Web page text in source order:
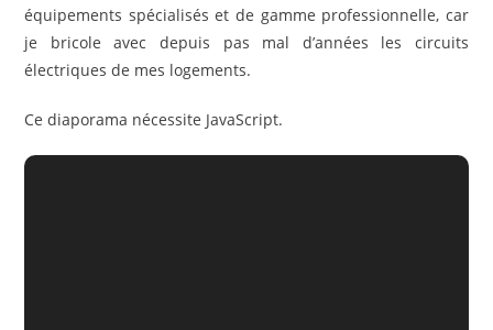
équipements spécialisés et de gamme professionnelle, car
je bricole avec depuis pas mal d’années les circuits
électriques de mes logements.
Ce diaporama nécessite JavaScript.